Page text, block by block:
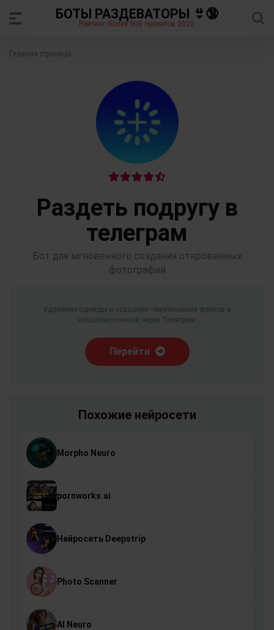
БОТЫ РАЗДЕВАТОРЫ 👙🔞
Рейтинг более 900 проектов 2026
Главная страница
Раздеть подругу в
телеграм
Бот для мгновенного создания откровенных
фотографий
Удаление одежды и создание тематических фейков в
несколько кликов через Телеграм.
Перейти
Похожие нейросети
Morpho Neuro
pornworks.ai
Нейросеть Deepstrip
Photo Scanner
AI Neuro